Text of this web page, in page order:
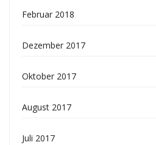
Februar 2018
Dezember 2017
Oktober 2017
August 2017
Juli 2017